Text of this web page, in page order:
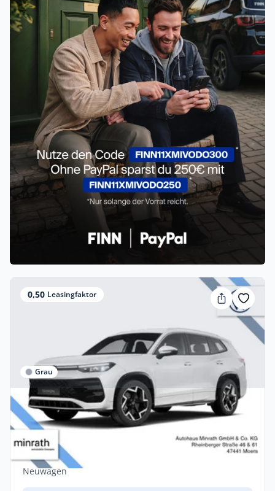
0,50 Leasingfaktor
Grau
Gewerbe
Volkswagen Tayron 1.5eHybrid DSG R-
Line SONDERAKTION HYBRID
Hybrid •Automatik •
Neuwagen